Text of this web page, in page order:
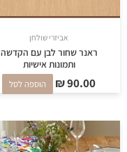
אביזרי שולחן
ראנר שחור לבן עם הקדשה
ותמונות אישיות
₪90.00 הוספה לסל